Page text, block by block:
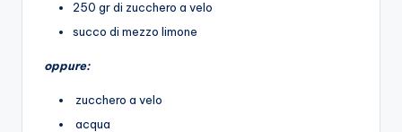
250 gr di zucchero a velo
succo di mezzo limone
oppure:
zucchero a velo
acqua